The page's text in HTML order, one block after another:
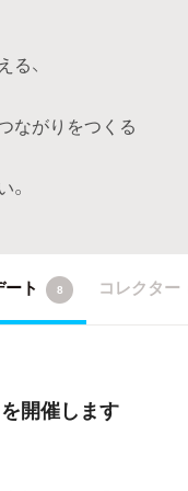
、
ながりをつくる
ト 8 コレクター
開催します